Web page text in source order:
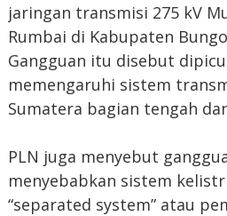
jaringan transmisi 275 kV
Rumbai di Kabupaten
Gangguan itu disebut
memengaruhi sistem
Sumatera bagian tengah
PLN juga menyebut
menyebabkan sistem
“separated system” atau